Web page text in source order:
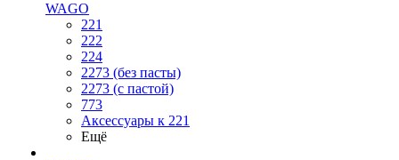
WAGO
221
222
224
2273 (без пасты)
2273 (с пастой)
773
Аксессуары к 221
Ещё